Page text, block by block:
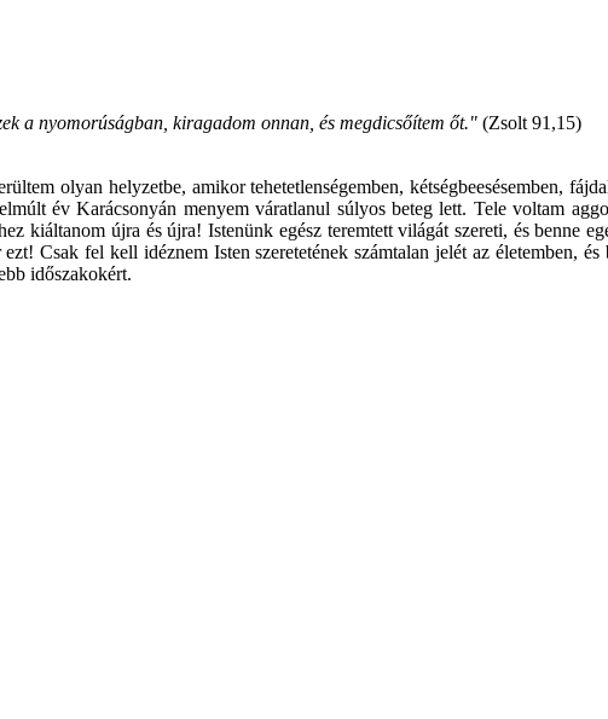
a nyomorúságban, kiragadom onnan, és megdicsőítem őt." (Zsolt 91,15)
olyan helyzetbe, amikor tehetetlenségemben, kétségbeesésemben,
év Karácsonyán menyem váratlanul súlyos beteg lett. Tele voltam
kiáltanom újra és újra! Istenünk egész teremtett világát szereti, és benne
Csak fel kell idéznem Isten szeretetének számtalan jelét az életemben,
időszakokért.